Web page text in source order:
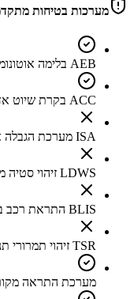
מערכות בטיחות
AEB בלימה אוטונומית
ACC בקרת שיוט אדפטיבית
ISA מערכת הגבלה אוטומטית למהירות הרכב
LDWS זיהוי סטיה מנתיב
BLIS התראת רכב בשטח מת
TSR זיהוי תמרורי תנועה
מערכת התראה